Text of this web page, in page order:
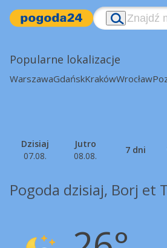
Popularne lokalizacje
WarszawaGdańskKrakówWrocław
Dzisiaj
07.08.
Jutro
08.08.
7 dni
Pogoda dzisiaj, Borj et